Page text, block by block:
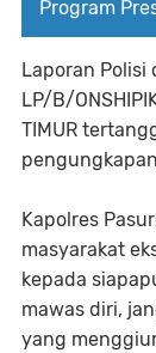
Program
Laporan Polisi
LP/B/
TIMUR
Kapolres
masyarakat
kepada
mawas diri,
yang